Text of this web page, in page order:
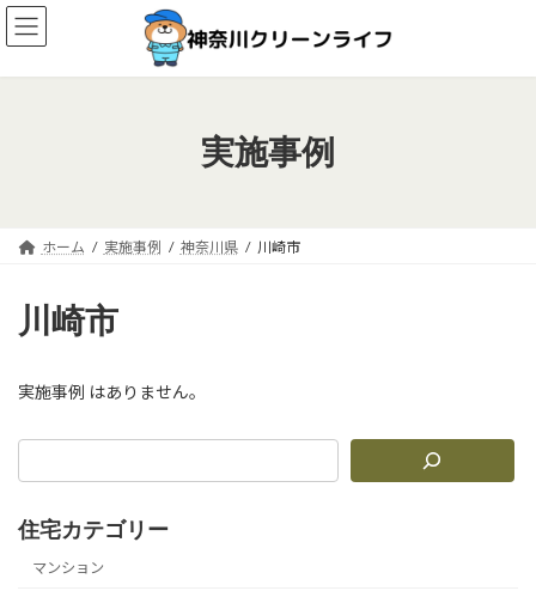
コ
ン
ン
ナ
ビ
ー
実施事例
ホーム 実施事例 神奈川県 川崎市
川崎市
実施事例 はありません。
住宅カテゴリー
マンション